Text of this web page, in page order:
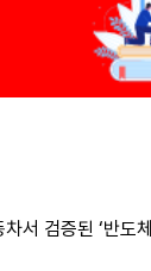
서 검증된 ‘반도